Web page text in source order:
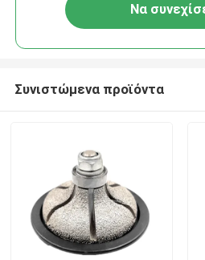
Να
Συνιστώμενα προϊόντα